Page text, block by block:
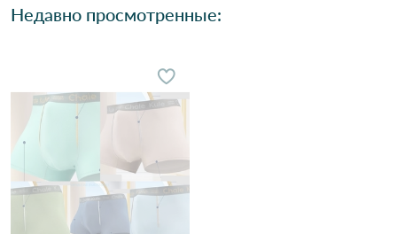
Недавно просмотренные: